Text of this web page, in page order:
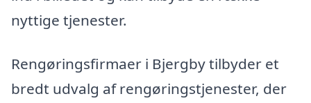
nyttige tjenester.
Rengøringsfirmaer i Bjergby tilbyder et
bredt udvalg af rengøringstjenester, der